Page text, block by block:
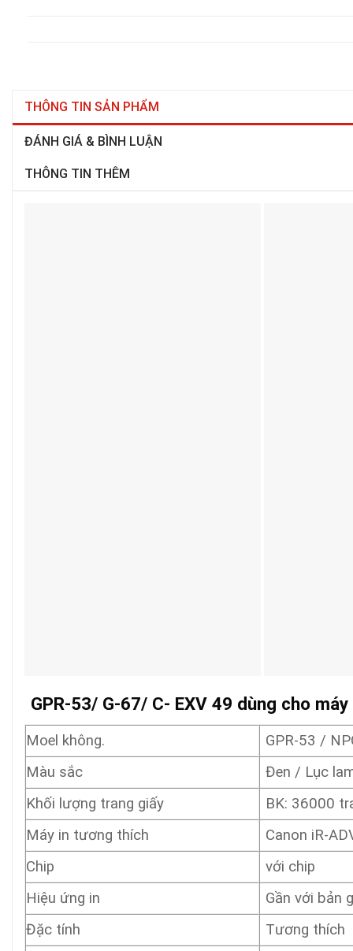
THÔNG TIN SẢN PHẨM
ĐÁNH GIÁ & BÌNH LUẬN
THÔNG TIN THÊM
GPR-53/ G-67/ C- EXV 49 dùng cho
Moel không.
GPR-53 /
Màu sắc
Đen / Lục
Khối lượng trang giấy
BK: 36000
Máy in tương thích
Canon iR-
Chip
với chip
Hiệu ứng in
Gần với bản
Đặc tính
Tương thích